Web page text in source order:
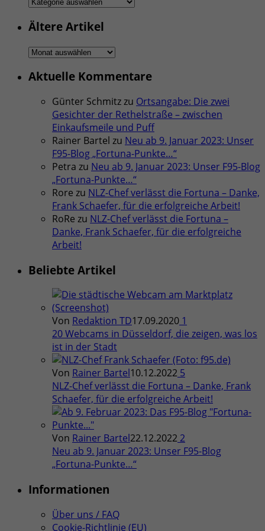
Ältere Artikel
Ältere
Aktuelle Kommentare
Günter Schmitzzu Ortsangabe: Die zwei
Gesichter der Rethelstraße – zwischen
Einkaufsmeile und Puff
Rainer Bartel zu Neu ab 9. Januar 2023: Unser
F95-Blog „Fortuna-Punkte…“
Petra zu Neu ab 9. Januar 2023: Unser F95-Blog
„Fortuna-Punkte…“
Rore zu NLZ-Chef verlässt die Fortuna – Danke,
Frank Schaefer, für die erfolgreiche Arbeit!
RoRe zu NLZ-Chef verlässt die Fortuna –
Danke, Frank Schaefer, für die erfolgreiche
Arbeit!
Beliebte Artikel
Von Redaktion TD17.09.2020 1
20 Webcams in Düsseldorf, die zeigen, was los
ist in der Stadt
Von Rainer Bartel10.12.2022 5
NLZ-Chef verlässt die Fortuna – Danke, Frank
Schaefer, für die erfolgreiche Arbeit!
Von Rainer Bartel22.12.2022 2
Neu ab 9. Januar 2023: Unser F95-Blog
„Fortuna-Punkte…“
Informationen
Über uns / FAQ
Cookie-Richtlinie (EU)